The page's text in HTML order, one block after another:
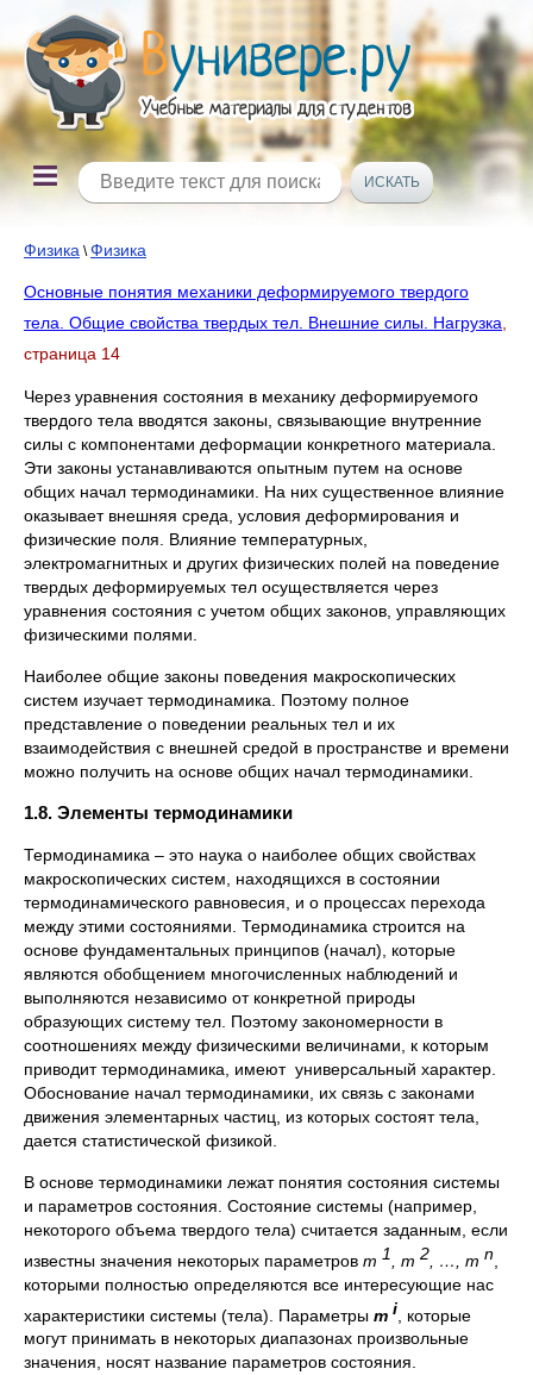
Физика \Физика
Основные понятия механики деформируемого твердого
тела. Общие свойства твердых тел. Внешние силы. Нагрузка
страница 14
Через уравнения состояния в механику деформируемого
твердого тела вводятся законы, связывающие внутренние
силы с компонентами деформации конкретного материала.
Эти законы устанавливаются опытным путем на основе
общих начал термодинамики. На них существенное влияние
оказывает внешняя среда, условия деформирования и
физические поля. Влияние температурных,
электромагнитных и других физических полей на поведение
твердых деформируемых тел осуществляется через
уравнения состояния с учетом общих законов, управляющих
физическими полями.
Наиболее общие законы поведения макроскопических
систем изучает термодинамика. Поэтому полное
представление о поведении реальных тел и их
взаимодействия с внешней средой в пространстве и времени
можно получить на основе общих начал термодинамики.
1.8. Элементы термодинамики
Термодинамика – это наука о наиболее общих свойствах
макроскопических систем, находящихся в состоянии
термодинамического равновесия, и о процессах перехода
между этими состояниями. Термодинамика строится на
основе фундаментальных принципов (начал), которые
являются обобщением многочисленных наблюдений и
выполняются независимо от конкретной природы
образующих систему тел. Поэтому закономерности в
соотношениях между физическими величинами, к которым
приводит термодинамика, имеют универсальный характер.
Обоснование начал термодинамики, их связь с законами
движения элементарных частиц, из которых состоят тела,
дается статистической физикой.
В основе термодинамики лежат понятия состояния системы
и параметров состояния. Состояние системы (например,
некоторого объема твердого тела) считается заданным, если
известны значения некоторых параметров m 1 m 2 , …, m n
которыми полностью определяются все интересующие нас
характеристики системы (тела). Параметры m i , которые
могут принимать в некоторых диапазонах произвольные
значения, носят название параметров состояния.